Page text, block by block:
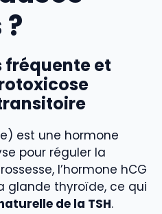
fréquente et
est une hormone
pour réguler la
l’hormone hCG
glande thyroïde, ce qui
de la TSH.